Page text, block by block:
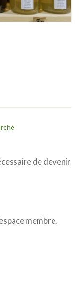
de devenir
membre.